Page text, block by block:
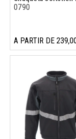
0790
A PARTIR DE